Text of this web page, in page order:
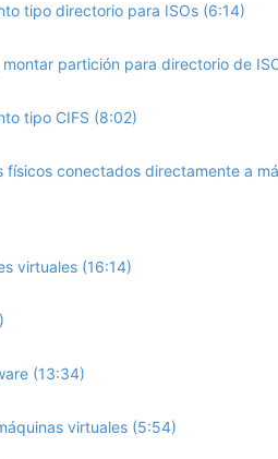
tipo directorio para ISOs (6:14)
partición para directorio de
tipo CIFS (8:02)
físicos conectados directamente a
virtuales (16:14)
(13:34)
virtuales (5:54)